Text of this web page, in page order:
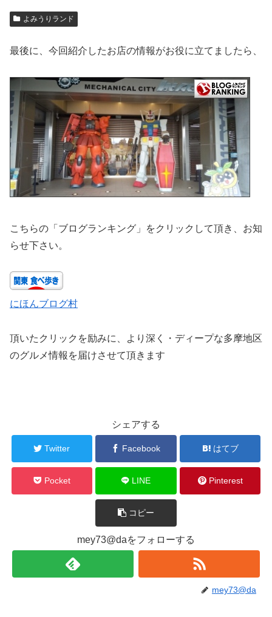
よみうりランド
最後に、今回紹介したお店の情報がお役に立てましたら、
こちらの「ブログランキング」をクリックして頂き、お知
らせ下さい。
にほんブログ村
頂いたクリックを励みに、より深く・ディープな多摩地区
のグルメ情報を届けさせて頂きます
シェアする
Twitter Facebook はてブ
Pocket LINE Pinterest
コピー
mey73@daをフォローする
mey73@da